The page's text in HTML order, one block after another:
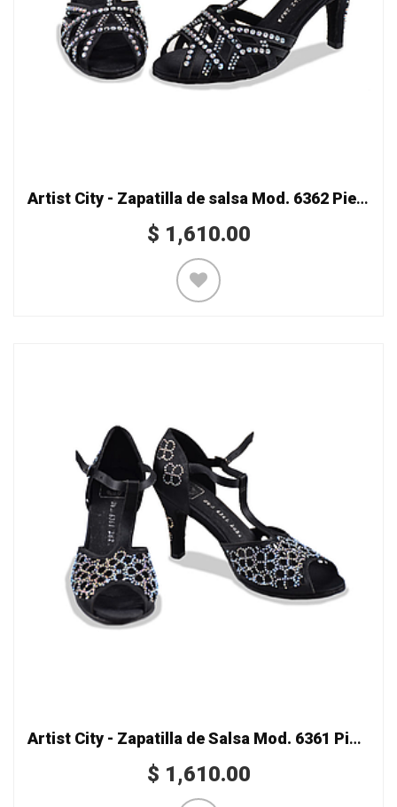
Artist City - Zapatilla de salsa Mod. 6362 Piedras Triángulos
$ 1,610.00
Artist City - Zapatilla de Salsa Mod. 6361 Piedras Trébol
$ 1,610.00